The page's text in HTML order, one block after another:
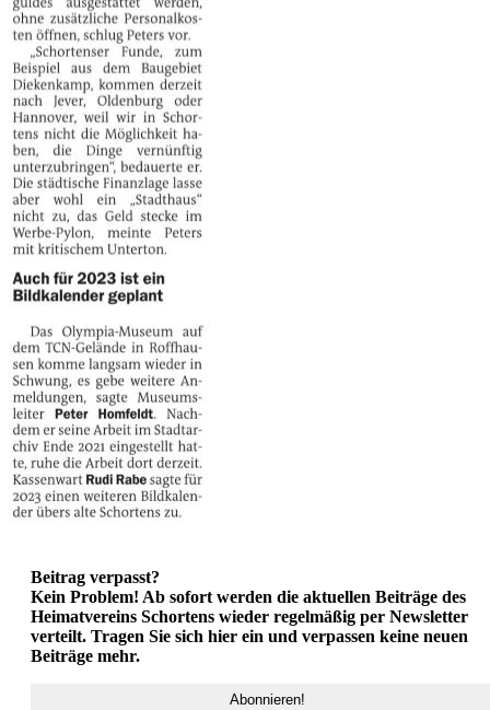
Beitrag verpasst?
Kein Problem! Ab sofort werden die aktuellen Beiträge des
Heimatvereins Schortens wieder regelmäßig per Newsletter
verteilt. Tragen Sie sich hier ein und verpassen keine neuen
Beiträge mehr.